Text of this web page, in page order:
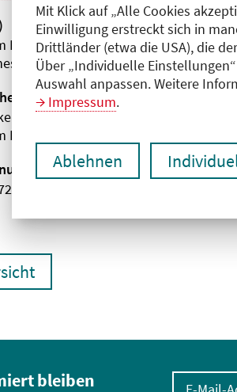
Mit Klick auf „Alle Cookies
Einwilligung erstreckt sich in
Drittländer (etwa die USA), die
Über „Individuelle
Auswahl anpassen. Weitere
Impressum.
Ablehnen
Emil von Behring
u. Schmerztherapie
Leitung
Nickel
Emil von Behring
bleiben E-Mail-